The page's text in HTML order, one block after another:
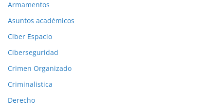
o
n
e
a
n
t
r
Armamentos
Asuntos académicos
Ciber Espacio
Ciberseguridad
Crimen Organizado
Criminalistica
Derecho